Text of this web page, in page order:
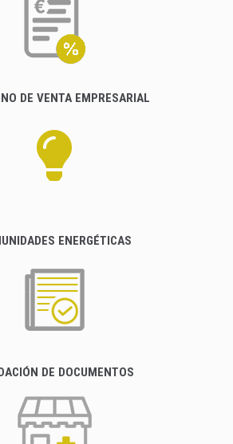
DE VENTA EMPRESARIAL
ENERGÉTICAS
DE DOCUMENTOS